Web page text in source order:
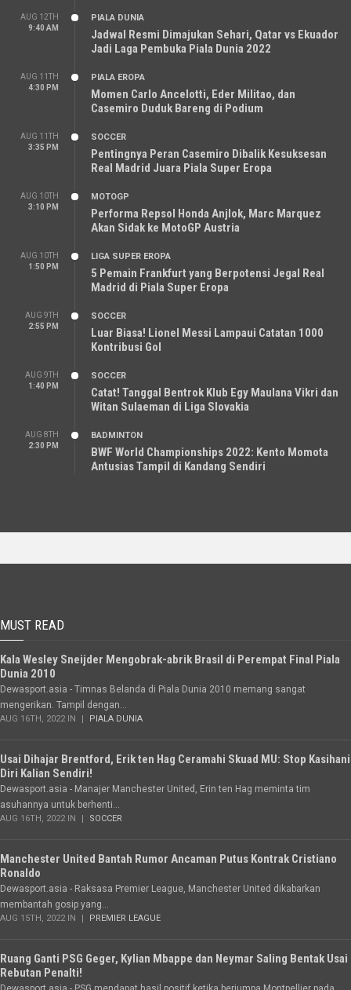
AUG 12TH
9:40 AM
PIALA DUNIA
Jadwal Resmi Dimajukan Sehari, Qatar vs Ekuador
Jadi Laga Pembuka Piala Dunia 2022
AUG 11TH
4:30 PM
PIALA EROPA
Momen Carlo Ancelotti, Eder Militao, dan
Casemiro Duduk Bareng di Podium
AUG 11TH
3:35 PM
SOCCER
Pentingnya Peran Casemiro Dibalik Kesuksesan
Real Madrid Juara Piala Super Eropa
AUG 10TH
3:10 PM
MOTOGP
Performa Repsol Honda Anjlok, Marc Marquez
Akan Sidak ke MotoGP Austria
AUG 10TH
1:50 PM
LIGA SUPER EROPA
5 Pemain Frankfurt yang Berpotensi Jegal Real
Madrid di Piala Super Eropa
AUG 9TH
2:55 PM
SOCCER
Luar Biasa! Lionel Messi Lampaui Catatan 1000
Kontribusi Gol
AUG 9TH
1:40 PM
SOCCER
Catat! Tanggal Bentrok Klub Egy Maulana Vikri dan
Witan Sulaeman di Liga Slovakia
AUG 8TH
2:30 PM
BADMINTON
BWF World Championships 2022: Kento Momota
Antusias Tampil di Kandang Sendiri
MUST READ
Kala Wesley Sneijder Mengobrak-abrik Brasil di Perempat Final Piala
Dunia 2010
Dewasport.asia - Timnas Belanda di Piala Dunia 2010 memang sangat
mengerikan. Tampil dengan...
AUG 16TH, 2022 IN PIALA DUNIA
Usai Dihajar Brentford, Erik ten Hag Ceramahi Skuad MU: Stop Kasihani
Diri Kalian Sendiri!
Dewasport.asia - Manajer Manchester United, Erin ten Hag meminta tim
asuhannya untuk berhenti...
AUG 16TH, 2022 IN SOCCER
Manchester United Bantah Rumor Ancaman Putus Kontrak Cristiano
Ronaldo
Dewasport.asia - Raksasa Premier League, Manchester United dikabarkan
membantah gosip yang...
AUG 15TH, 2022 IN PREMIER LEAGUE
Ruang Ganti PSG Geger, Kylian Mbappe dan Neymar Saling Bentak Usai
Rebutan Penalti!